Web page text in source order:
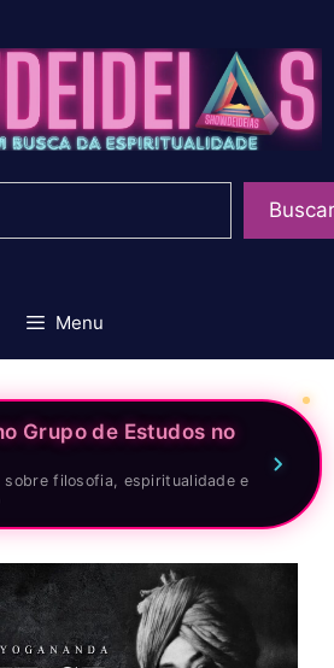
Buscar
Menu
Grupo de Estudos no
sobre filosofia, espiritualidade e